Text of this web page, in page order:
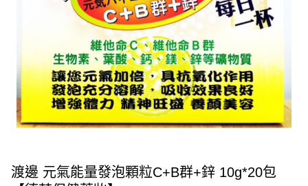
渡邊 元氣能量發泡顆粒C+B群+鋅 10g*20包